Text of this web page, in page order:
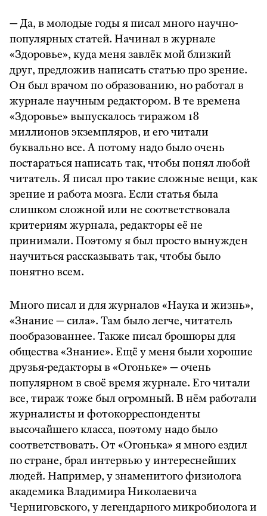
— Да, в молодые годы я писал много научно-
популярных статей. Начинал в журнале
«Здоровье», куда меня завлёк мой близкий
друг, предложив написать статью про зрение.
Он был врачом по образованию, но работал в
журнале научным редактором. В те времена
«Здоровье» выпускалось тиражом 18
миллионов экземпляров, и его читали
буквально все. А потому надо было очень
постараться написать так, чтобы понял любой
читатель. Я писал про такие сложные вещи, как
зрение и работа мозга. Если статья была
слишком сложной или не соответствовала
критериям журнала, редакторы её не
принимали. Поэтому я был просто вынужден
научиться рассказывать так, чтобы было
понятно всем.
Много писал и для журналов «Наука и жизнь»,
«Знание — сила». Там было легче, читатель
пообразованнее. Также писал брошюры для
общества «Знание». Ещё у меня были хорошие
друзья-редакторы в «Огоньке» — очень
популярном в своё время журнале. Его читали
все, тираж тоже был огромный. В нём работали
журналисты и фотокорреспонденты
высочайшего класса, поэтому надо было
соответствовать. От «Огонька» я много ездил
по стране, брал интервью у интереснейших
людей. Например, у знаменитого физиолога
академика Владимира Николаевича
Черниговского, у легендарного микробиолога и